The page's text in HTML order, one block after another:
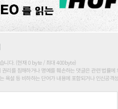
니다. (현재 0 byte / 최대 400byte)
리를 침해하거나 명예를 훼손하는 댓글은 관련 법률에
욕설 등 비하하는 단어가 내용에 포함되거나 인신공격